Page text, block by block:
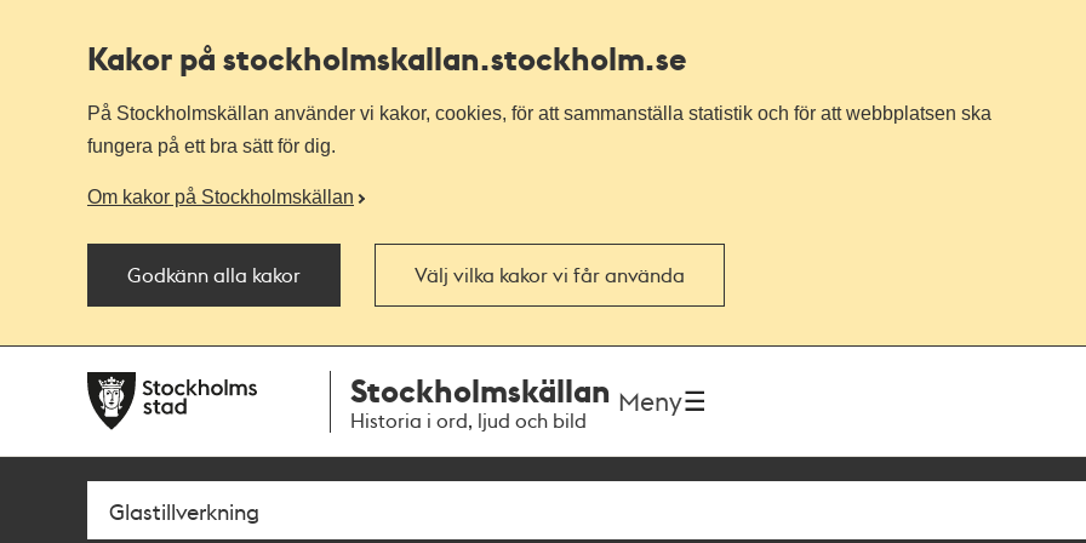
Kakor på stockholmskallan.stockholm.se
På Stockholmskällan använder vi kakor, cookies, för att sammanställa statistik och för att webbplatsen ska
fungera på ett bra sätt för dig.
Om kakor på Stockholmskällan
Godkänn alla kakor Välj vilka kakor vi får använda
navigationen
huvudinnehållet
Stockholmskällan
Historia i ord, ljud och bild
Meny
Sök